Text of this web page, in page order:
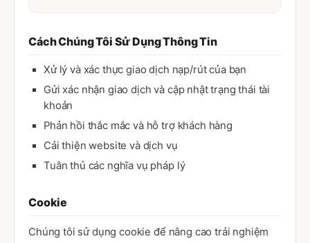
Cách Chúng Tôi Sử Dụng Thông Tin
Xử lý và xác thực giao dịch nạp/rút của bạn
Gửi xác nhận giao dịch và cập nhật trạng thái tài
khoản
Phản hồi thắc mắc và hỗ trợ khách hàng
Cải thiện website và dịch vụ
Tuân thủ các nghĩa vụ pháp lý
Cookie
Chúng tôi sử dụng cookie để nâng cao trải nghiệm